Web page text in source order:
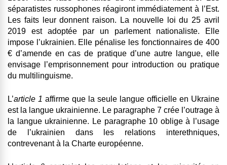
séparatistes russophones réagiront immédiatement à l’Est.
Les faits leur donnent raison. La nouvelle loi du 25 avril
2019 est adoptée par un parlement nationaliste. Elle
impose l’ukrainien. Elle pénalise les fonctionnaires de 400
€ d’amende en cas de pratique d’une autre langue, elle
envisage l’emprisonnement pour introduction ou pratique
du multilinguisme.
L’article 1 affirme que la seule langue officielle en Ukraine
est la langue ukrainienne. Le paragraphe 7 crée l’outrage à
la langue ukrainienne. Le paragraphe 10 oblige à l’usage
de l’ukrainien dans les relations interethniques,
contrevenant à la Charte européenne.